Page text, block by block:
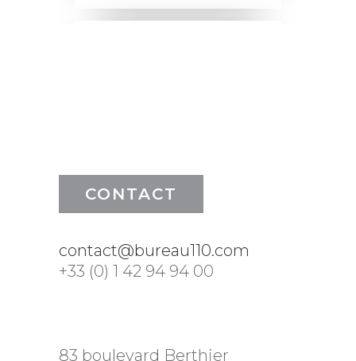
CONTACT
contact@bureau110.com
+33 (0) 1 42 94 94 00
83 boulevard Berthier